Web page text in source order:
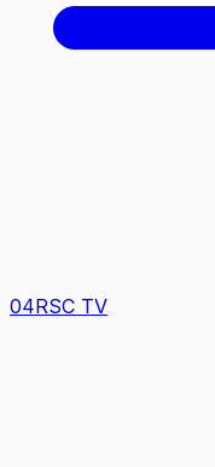
04RSC TV